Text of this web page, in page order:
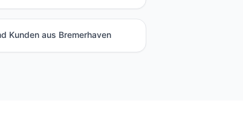
Kunden aus Bremerhaven